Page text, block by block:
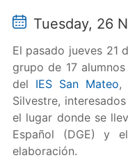
Tuesday, 26
El pasado jueves 21
grupo de 17
del IES San Mateo,
Silvestre,
el lugar donde se
Español (DGE) y
elaboración.